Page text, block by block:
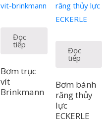
Đọc
tiếp
Bơm trục
vít
Brinkmann
Đọc
tiếp
Bơm bánh
răng thủy
lực
ECKERLE